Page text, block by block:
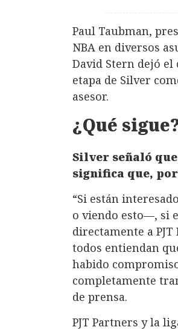
Paul Taubman,
NBA en diversos
David Stern dejó el
etapa de Silver
asesor.
¿Qué
Silver señaló
significa que,
“Si están
o viendo esto—, si
directamente a
todos entiendan
habido
completamente
de prensa.
PJT Partners y la